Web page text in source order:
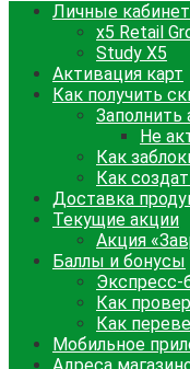
Личные
x5 Retail
Study X5
Активация карт
Как получить
Заполнить
Не
Как
Как
Доставка
Текущие акции
Акция
Баллы и бонусы
Экспресс-
Как
Как
Мобильное